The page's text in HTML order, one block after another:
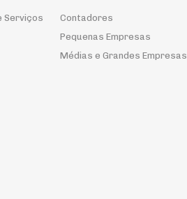
Serviços
Contadores
Pequenas Empresas
Médias e Grandes Empresas